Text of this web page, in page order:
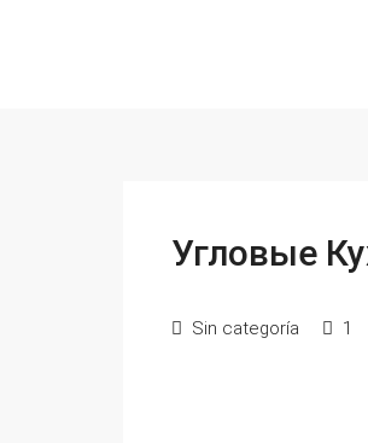
Угловые
Sin categoría 1